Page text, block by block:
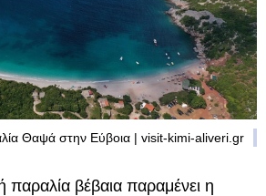
Θαψά στην Εύβοια | visit-kimi-aliveri.gr
παραλία βέβαια παραμένει η